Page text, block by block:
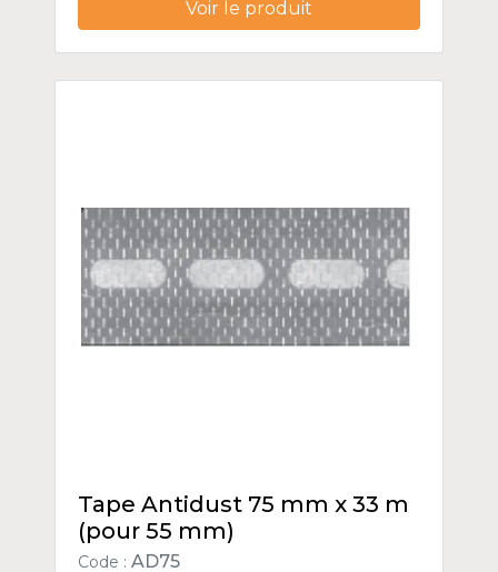
Voir le produit
Tape Antidust 75 mm x 33 m
(pour 55 mm)
Code : AD75